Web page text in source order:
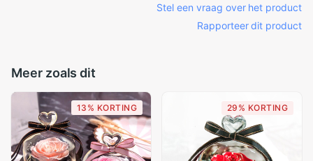
Stel een vraag over het product
Rapporteer dit product
Meer zoals dit
13% KORTING 29% KORTING